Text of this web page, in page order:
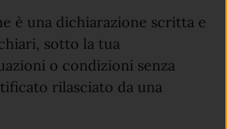
è una dichiarazione scritta e
sotto la tua
o condizioni senza
rilasciato da una